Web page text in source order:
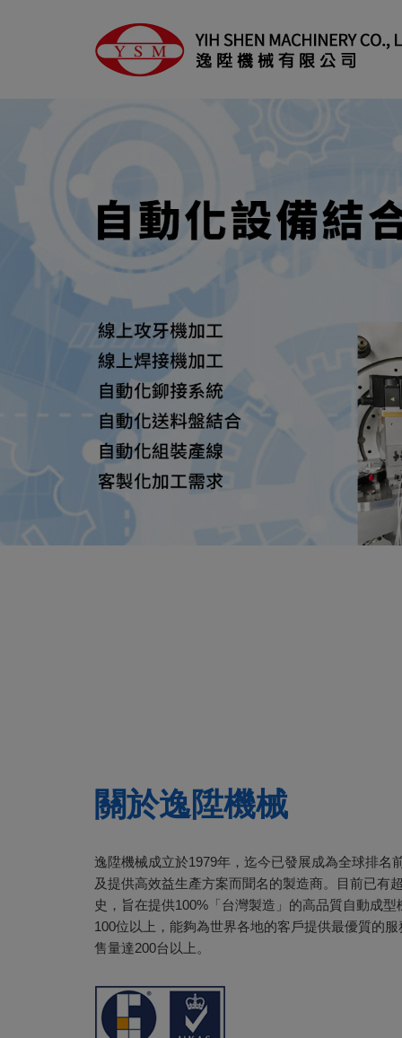
關於逸陞機械
逸陞機械成立於1979年，迄今已發展成為全球排名
及提供高效益生產方案而聞名的製造商。目前已有
史，旨在提供100%「台灣製造」的高品質自動成
100位以上，能夠為世界各地的客戶提供最優質的
售量達200台以上。